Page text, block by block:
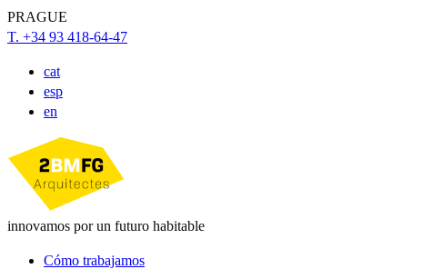
PRAGUE
T. +34 93 418-64-47
cat
esp
en
innovamos por un futuro habitable
Cómo trabajamos